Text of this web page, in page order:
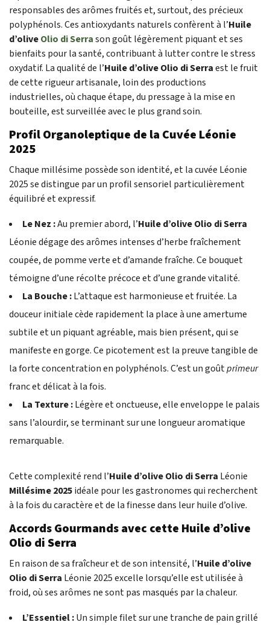
responsables des arômes fruités et, surtout, des précieux
polyphénols. Ces antioxydants naturels confèrent à l’Huile
d’oliveOlio di Serrason goût légèrement piquant et ses
bienfaits pour la santé, contribuant à lutter contre le stress
oxydatif. La qualité de l’Huile d’olive Olio di Serraest le fruit
de cette rigueur artisanale, loin des productions
industrielles, où chaque étape, du pressage à la mise en
bouteille, est surveillée avec le plus grand soin.
Profil Organoleptique de la Cuvée Léonie
2025
Chaque millésime possède son identité, et la cuvée Léonie
2025 se distingue par un profil sensoriel particulièrement
équilibré et expressif.
Le Nez :Au premier abord, l’Huile d’olive Olio di Serra
Léonie dégage des arômes intenses d’herbe fraîchement
coupée, de pomme verte et d’amande fraîche. Ce bouquet
témoigne d’une récolte précoce et d’une grande vitalité.
La Bouche :L’attaque est harmonieuse et fruitée. La
douceur initiale cède rapidement la place à une amertume
subtile et un piquant agréable, mais bien présent, qui se
manifeste en gorge. Ce picotement est la preuve tangible de
la forte concentration en polyphénols. C’est un goûtprimeur
franc et délicat à la fois.
La Texture :Légère et onctueuse, elle enveloppe le palais
sans l’alourdir, se terminant sur une longueur aromatique
remarquable.
Cette complexité rend l’Huile d’olive Olio di Serra Léonie
Millésime 2025idéale pour les gastronomes qui recherchent
à la fois du caractère et de la finesse dans leur huile d’olive.
Accords Gourmands avec cette Huile d’olive
Olio di Serra
En raison de sa fraîcheur et de son intensité, l’Huile d’olive
Olio di Serra Léonie 2025 excelle lorsqu’elle est utilisée à
froid, où ses arômes ne sont pas masqués par la chaleur.
L’Essentiel :Un simple filet sur une tranche de pain grillé